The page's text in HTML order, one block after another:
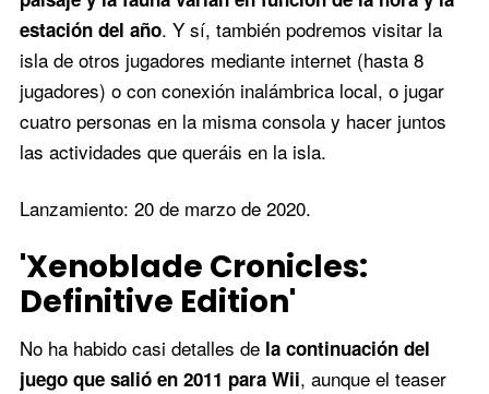
estación del año. Y sí, también podremos visitar la
isla de otros jugadores mediante internet (hasta 8
jugadores) o con conexión inalámbrica local, o jugar
cuatro personas en la misma consola y hacer juntos
las actividades que queráis en la isla.
Lanzamiento: 20 de marzo de 2020.
'Xenoblade Cronicles:
Definitive Edition'
No ha habido casi detalles de la continuación del
juego que salió en 2011 para Wii, aunque el teaser